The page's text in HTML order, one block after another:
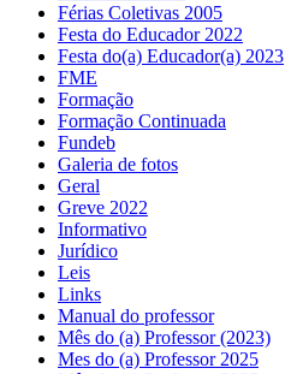
Férias Coletivas 2005
Festa do Educador 2022
Festa do(a) Educador(a) 2023
FME
Formação
Formação Continuada
Fundeb
Galeria de fotos
Geral
Greve 2022
Informativo
Jurídico
Leis
Links
Manual do professor
Mês do (a) Professor (2023)
Mes do (a) Professor 2025